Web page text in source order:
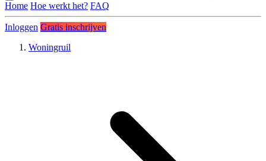
Home Hoe werkt het? FAQ
Inloggen Gratis inschrijven
Woningruil